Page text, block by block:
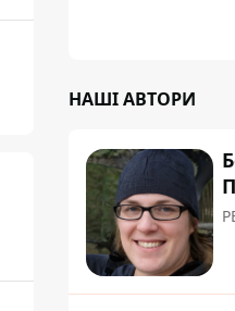
НАШІ АВТОРИ